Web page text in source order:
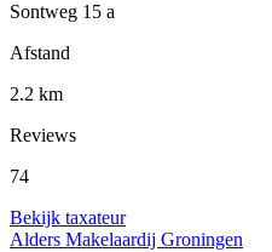
Sontweg 15 a
Afstand
2.2 km
Reviews
74
Bekijk taxateur
Alders Makelaardij Groningen